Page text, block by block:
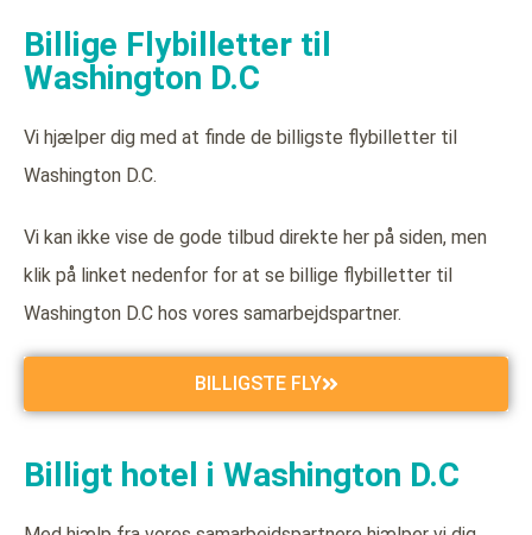
Billige Flybilletter til
Washington D.C
Vi hjælper dig med at finde de billigste flybilletter til
Washington D.C.
Vi kan ikke vise de gode tilbud direkte her på siden, men
klik på linket nedenfor for at se billige flybilletter til
Washington D.C hos vores samarbejdspartner.
BILLIGSTE FLY
Billigt hotel i Washington D.C